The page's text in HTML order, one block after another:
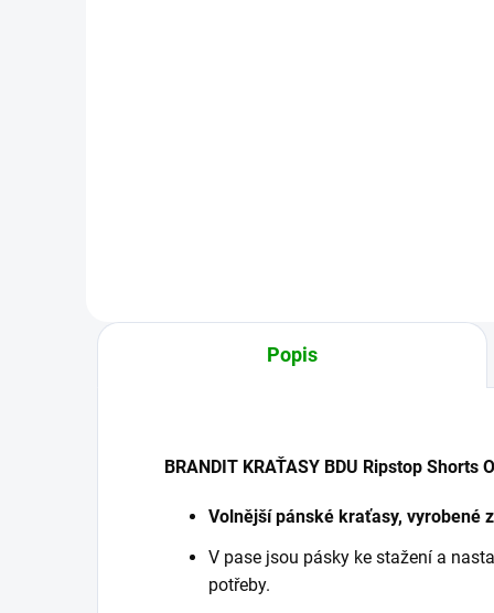
Popis
BRANDIT KRAŤASY BDU Ripstop Shorts
Volnější pánské kraťasy, vyrobené
V pase jsou pásky ke stažení a
potřeby.